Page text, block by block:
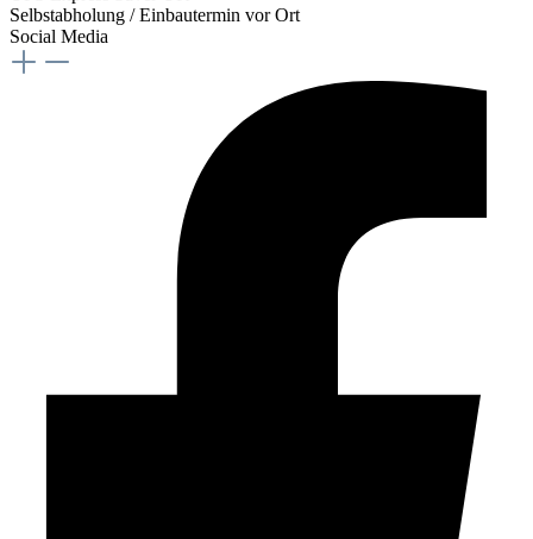
Selbstabholung / Einbautermin vor Ort
Social Media